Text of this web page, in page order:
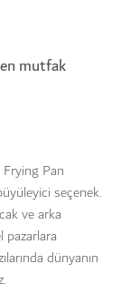
mutfak
Pan
seçenek.
ve arka
pazarlara
dünyanın